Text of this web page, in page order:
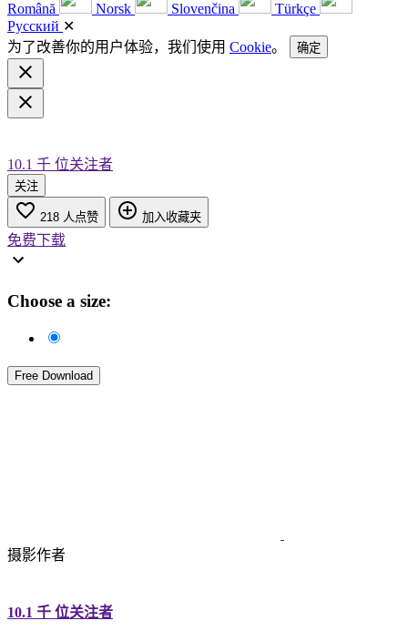
Română
Norsk Slovenčina
Türkçe
Русский ✕
为了改善你的用户体验，我们使用 Cookie。 确定
10.1 千 位关注者
关注
218 人点赞 加入收藏夹
免费下载
Choose a size:
Free Download
摄影作者
10.1 千 位关注者